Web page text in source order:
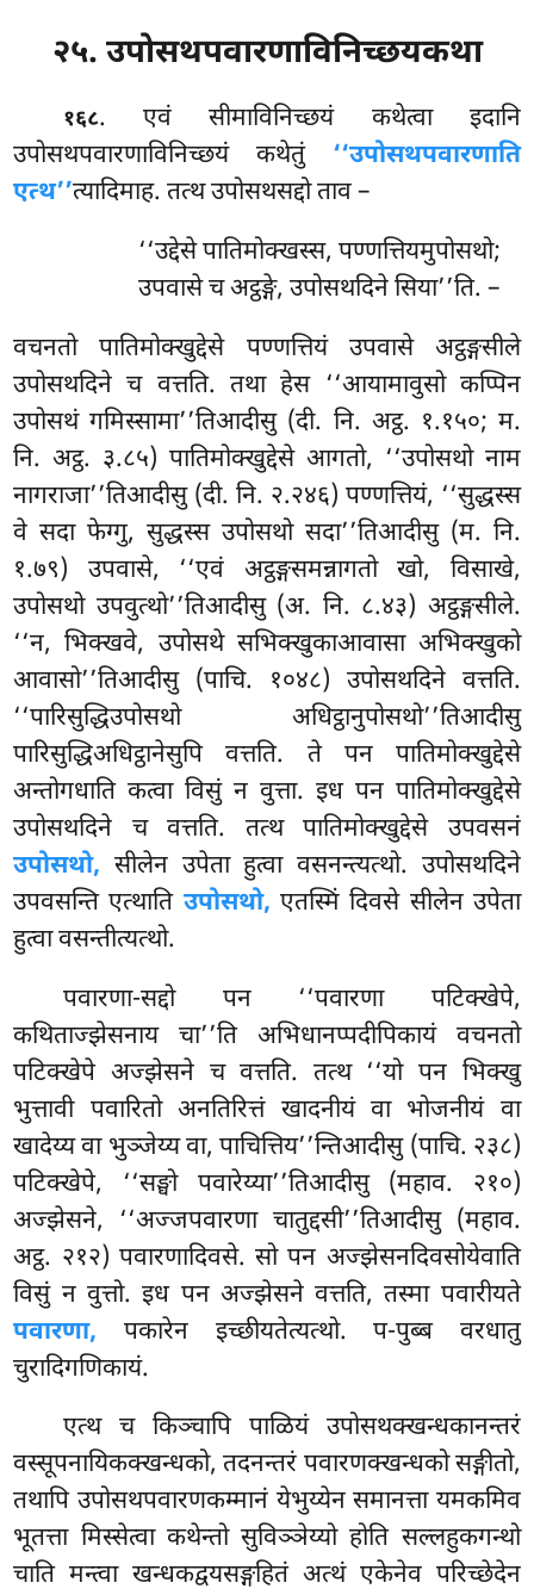
२५. उपोसथपवारणाविनिच्छयकथा
१६८. एवंसीमाविनिच्छयं कथेत्वा इदानि
उपोसथपवारणाविनिच्छयं कथेतुं ‘‘उपोसथपवारणाति
एत्थ’’त्यादिमाह. तत्थ उपोसथसद्दो ताव –
‘‘उद्देसेपातिमोक्खस्स, पण्णत्तियमुपोसथो;
उपवासे च अट्ठङ्गे, उपोसथदिने सिया’’ति. –
वचनतो पातिमोक्खुद्देसे पण्णत्तियं उपवासे अट्ठङ्गसीले
उपोसथदिने च वत्तति. तथा हेस ‘‘आयामावुसो कप्पिन
उपोसथं गमिस्सामा’’तिआदीसु (दी. नि. अट्ठ. १.१५०; म.
नि. अट्ठ. ३.८५) पातिमोक्खुद्देसे आगतो, ‘‘उपोसथो नाम
नागराजा’’तिआदीसु (दी. नि. २.२४६) पण्णत्तियं, ‘‘सुद्धस्स
वे सदा फेग्गु, सुद्धस्स उपोसथो सदा’’तिआदीसु (म. नि.
१.७९) उपवासे, ‘‘एवं अट्ठङ्गसमन्नागतो खो, विसाखे,
उपोसथो उपवुत्थो’’तिआदीसु (अ. नि. ८.४३) अट्ठङ्गसीले.
‘‘न, भिक्खवे, उपोसथे सभिक्खुकाआवासा अभिक्खुको
आवासो’’तिआदीसु (पाचि. १०४८) उपोसथदिने वत्तति.
‘‘पारिसुद्धिउपोसथो अधिट्ठानुपोसथो’’तिआदीसु
पारिसुद्धिअधिट्ठानेसुपि वत्तति. ते पन पातिमोक्खुद्देसे
अन्तोगधाति कत्वा विसुं न वुत्ता. इध पन पातिमोक्खुद्देसे
उपोसथदिने च वत्तति. तत्थ पातिमोक्खुद्देसे उपवसनं
उपोसथो, सीलेन उपेता हुत्वा वसनन्त्यत्थो. उपोसथदिने
उपवसन्ति एत्थाति उपोसथो, एतस्मिं दिवसे सीलेन उपेता
हुत्वा वसन्तीत्यत्थो.
पवारणा-सद्दो पन ‘‘पवारणा पटिक्खेपे,
कथिताज्झेसनाय चा’’ति अभिधानप्पदीपिकायं वचनतो
पटिक्खेपे अज्झेसने च वत्तति. तत्थ ‘‘यो पन भिक्खु
भुत्तावी पवारितो अनतिरित्तं खादनीयं वा भोजनीयं वा
खादेय्य वा भुञ्जेय्य वा, पाचित्तिय’’न्तिआदीसु (पाचि. २३८)
पटिक्खेपे, ‘‘सङ्घो पवारेय्या’’तिआदीसु (महाव. २१०)
अज्झेसने, ‘‘अज्जपवारणा चातुद्दसी’’तिआदीसु (महाव.
अट्ठ. २१२) पवारणादिवसे. सो पन अज्झेसनदिवसोयेवाति
विसुं न वुत्तो. इध पन अज्झेसने वत्तति, तस्मा पवारीयते
पवारणा, पकारेन इच्छीयतेत्यत्थो. प-पुब्ब वरधातु
चुरादिगणिकायं.
एत्थ च किञ्चापि पाळियं उपोसथक्खन्धकानन्तरं
वस्सूपनायिकक्खन्धको, तदनन्तरं पवारणक्खन्धको सङ्गीतो,
तथापि उपोसथपवारणकम्मानं येभुय्येन समानत्ता यमकमिव
भूतत्ता मिस्सेत्वा कथेन्तो सुविञ्ञेय्यो होति सल्लहुकगन्थो
चाति मन्त्वा खन्धकद्वयसङ्गहितं अत्थं एकेनेव परिच्छेदेन